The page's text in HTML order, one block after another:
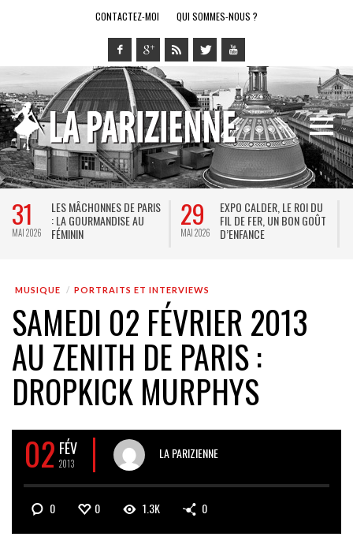
CONTACTEZ-MOI QUI SOMMES-NOUS ?
31
MAI 2026
LES MÂCHONNES DE PARIS
: LA GOURMANDISE AU
FÉMININ
29
MAI 2026
EXPO CALDER, LE ROI DU
FIL DE FER, UN BON GOÛT
D’ENFANCE
MUSIQUE PORTRAITS ET INTERVIEWS
SAMEDI 02 FÉVRIER 2013
AU ZENITH DE PARIS :
DROPKICK MURPHYS
02 FÉV
2013
LA PARIZIENNE
0 0 1.3K 0